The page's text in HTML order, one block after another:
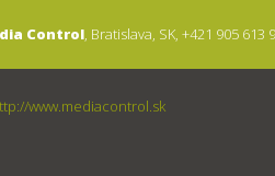
Control, Bratislava, SK, +421 905 613
www.mediacontrol.sk